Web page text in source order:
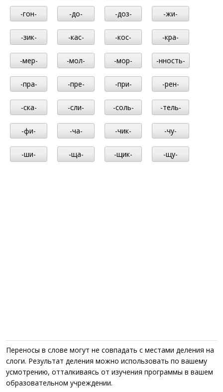
-гон- -до- -доз- -жи-
-зик- -кас- -кос- -кра-
-мер- -мол- -мор- -нность-
-пра- -пре- -при- -рен-
-ска- -сли- -соль- -тель-
-фи- -ча- -чик- -чу-
-ши- -ща- -щик- -щу-
Переносы в слове могут не совпадать с местами деления на
слоги. Результат деления можно использовать по вашему
усмотрению, отталкиваясь от изучения программы в вашем
образовательном учреждении.